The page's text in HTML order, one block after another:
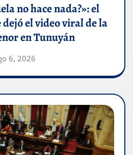
no hace nada?»: el
el video viral de la
en Tunuyán
6, 2026